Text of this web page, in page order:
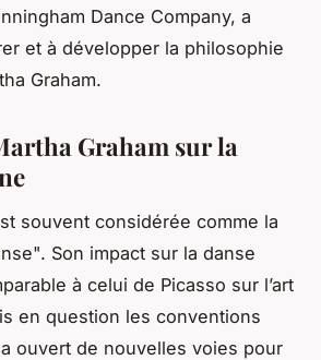
Dance Company, a
et à développer la philosophie
Graham.
Graham sur la
souvent considérée comme la
Son impact sur la danse
à celui de Picasso sur l’art
en question les conventions
ouvert de nouvelles voies pour